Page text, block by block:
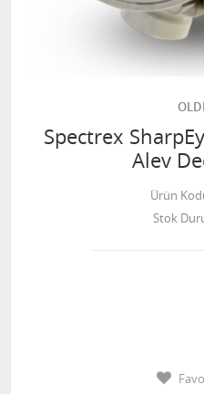
Spectrex
Alev
Ürün
Stok